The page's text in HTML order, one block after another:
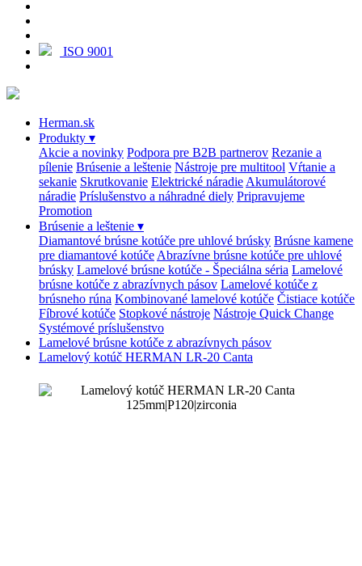
ISO 9001
Herman.sk
Produkty ▾
Akcie a novinky Podpora pre B2B partnerov Rezanie a
pílenie Brúsenie a leštenie Nástroje pre multitool Vŕtanie a
sekanie Skrutkovanie Elektrické náradie Akumulátorové
náradie Príslušenstvo a náhradné diely Pripravujeme
Promotion
Brúsenie a leštenie ▾
Diamantové brúsne kotúče pre uhlové brúsky Brúsne kamene
pre diamantové kotúče Abrazívne brúsne kotúče pre uhlové
brúsky Lamelové brúsne kotúče - Špeciálna séria Lamelové
brúsne kotúče z abrazívnych pásov Lamelové kotúče z
brúsneho rúna Kombinované lamelové kotúče Čistiace kotúče
Fíbrové kotúče Stopkové nástroje Nástroje Quick Change
Systémové príslušenstvo
Lamelové brúsne kotúče z abrazívnych pásov
Lamelový kotúč HERMAN LR-20 Canta